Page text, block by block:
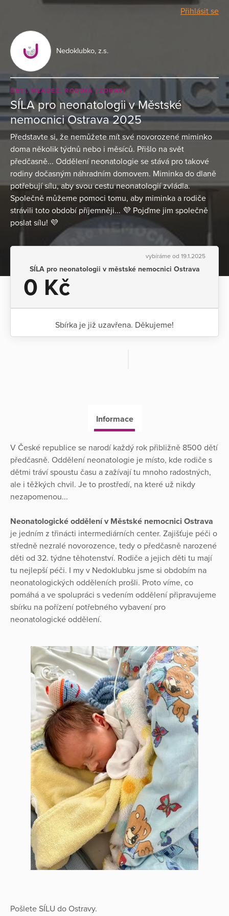
Přihlásit se
Nedoklubko, z.s.
DĚTI, MLÁDEŽ, RODINA ZDRAVÍ
SÍLA pro neonatologii v Městské
nemocnici Ostrava 2025
Představte si, že nemůžete mít své novorozené miminko
doma několik týdnů nebo i měsíců. Přišlo na svět
předčasně... Oddělení neonatologie se stává pro takové
rodiny dočasným náhradním domovem. Miminka do dlaně
potřebují sílu, aby svou cestu neonatologií zvládla.
Společně můžeme pomoci tomu, aby miminka a rodiče
strávili toto období příjemněji... 💜 Pojďme jim společně
poslat sílu! 💜
vybíráme od 19.1.2025
SÍLA pro neonatologii v městské nemocnici Ostrava
0 Kč
Sbírka je již uzavřena. Děkujeme!
Informace
V České republice se narodí každý rok přibližně 8500 dětí
předčasně. Oddělení neonatologie je místo, kde rodiče s
dětmi tráví spoustu času a zažívají tu mnoho radostných,
ale i těžkých chvil. Je to prostředí, na které už nikdy
nezapomenou...
Neonatologické oddělení v Městské nemocnici Ostrava
je jedním z třinácti intermediárních center. Zajišťuje péči o
středně nezralé novorozence, tedy o předčasně narozené
děti od 32. týdne těhotenství. Rodiče a jejich děti tu mají
tu nejlepší péči. I my v Nedoklubku jsme si obdobím na
neonatologických odděleních prošli. Proto víme, co
pomáhá a ve spolupráci s vedením oddělení připravujeme
sbírku na pořízení potřebného vybavení pro
neonatologické oddělení.
Pošlete SÍLU do Ostravy.